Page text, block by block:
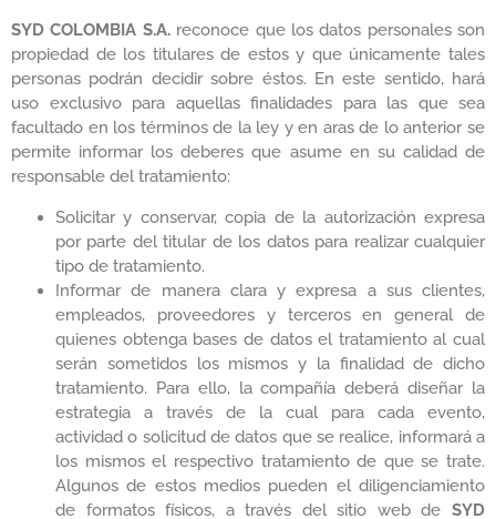
SYD COLOMBIA S.A.reconoce que los datos personales son
propiedad de los titulares de estos y que únicamente tales
personas podrán decidir sobre éstos. En este sentido, hará
uso exclusivo para aquellas finalidades para las que sea
facultado en los términos de la ley y en aras de lo anterior se
permite informar los deberes que asume en su calidad de
responsable del tratamiento:
Solicitar y conservar, copia de la autorización expresa
por parte del titular de los datos para realizar cualquier
tipo de tratamiento.
Informar de manera clara y expresa a sus clientes,
empleados, proveedores y terceros en general de
quienes obtenga bases de datos el tratamiento al cual
serán sometidos los mismos y la finalidad de dicho
tratamiento. Para ello, la compañía deberá diseñar la
estrategia a través de la cual para cada evento,
actividad o solicitud de datos que se realice, informará a
los mismos el respectivo tratamiento de que se trate.
Algunos de estos medios pueden el diligenciamiento
de formatos físicos, a través del sitio web de SYD